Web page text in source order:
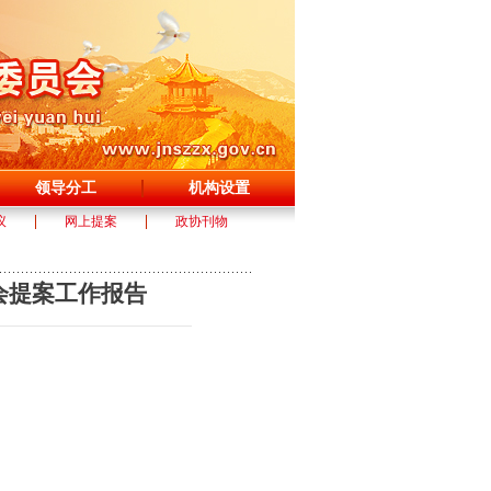
领导分工 机构设置
网上提案 政协刊物
提案工作报告